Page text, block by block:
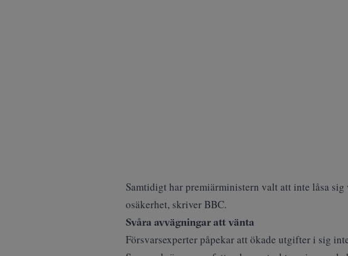
Samtidigt har premiärministern valt att inte låsa
osäkerhet, skriverBBC.
Svåra avvägningar att vänta
Försvarsexperter påpekar att ökade utgifter i sig